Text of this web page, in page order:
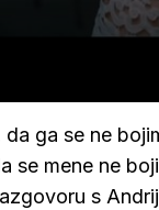
ga se ne
se mene ne
s